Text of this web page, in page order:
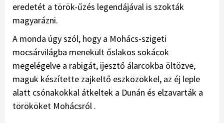
eredetét a török-űzés legendájával is szokták
magyarázni.
A monda úgy szól, hogy a Mohács-szigeti
mocsárvilágba menekült őslakos sokácok
megelégelve a rabigát, ijesztő álarcokba öltözve,
maguk készítette zajkeltő eszközökkel, az éj leple
alatt csónakokkal átkeltek a Dunán és elzavarták a
törököket Mohácsról .